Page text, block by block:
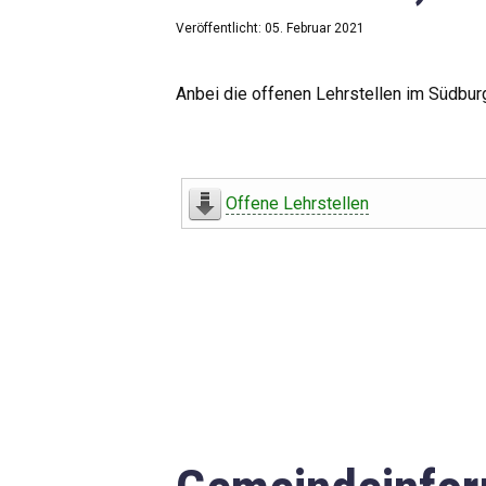
Veröffentlicht: 05. Februar 2021
Anbei die offenen Lehrstellen im
Offene Lehrstellen